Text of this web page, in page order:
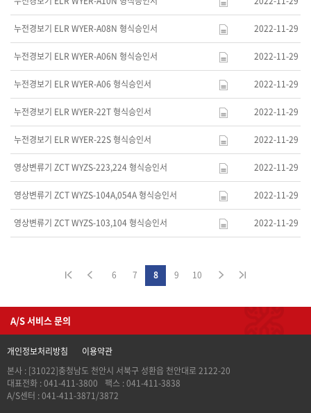
누전경보기 ELR WYER-A08N 형식승인서 2022-11-29
누전경보기 ELR WYER-A06N 형식승인서 2022-11-29
누전경보기 ELR WYER-A06 형식승인서 2022-11-29
누전경보기 ELR WYER-22T 형식승인서 2022-11-29
누전경보기 ELR WYER-22S 형식승인서 2022-11-29
영상변류기 ZCT WYZS-223,224 형식승인서 2022-11-29
영상변류기 ZCT WYZS-104A,054A 형식승인서 2022-11-29
영상변류기 ZCT WYZS-103,104 형식승인서 2022-11-29
6 7 8 9 10
A/S 서비스 문의
개인정보처리방침
이용약관
본사 : [31022]충청남도 천안시 서북구 성환읍 천안대로 2122-20
대표전화 : 041-411-3800
팩스 : 041-411-3838
A/S센터 : 041-411-3871/3872